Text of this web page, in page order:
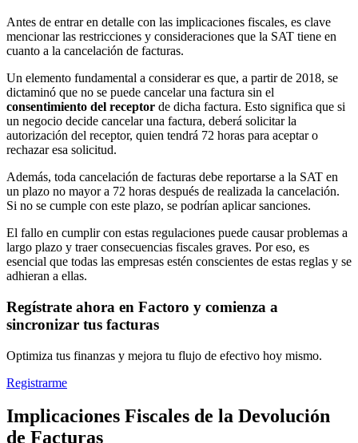
Antes de entrar en detalle con las implicaciones fiscales, es clave
mencionar las restricciones y consideraciones que la SAT tiene en
cuanto a la cancelación de facturas.
Un elemento fundamental a considerar es que, a partir de 2018, se
dictaminó que no se puede cancelar una factura sin el
consentimiento del receptor de dicha factura. Esto significa que si
un negocio decide cancelar una factura, deberá solicitar la
autorización del receptor, quien tendrá 72 horas para aceptar o
rechazar esa solicitud.
Además, toda cancelación de facturas debe reportarse a la SAT en
un plazo no mayor a 72 horas después de realizada la cancelación.
Si no se cumple con este plazo, se podrían aplicar sanciones.
El fallo en cumplir con estas regulaciones puede causar problemas a
largo plazo y traer consecuencias fiscales graves. Por eso, es
esencial que todas las empresas estén conscientes de estas reglas y se
adhieran a ellas.
Regístrate ahora en Factoro y comienza a
sincronizar tus facturas
Optimiza tus finanzas y mejora tu flujo de efectivo hoy mismo.
Registrarme
Implicaciones Fiscales de la Devolución
de Facturas